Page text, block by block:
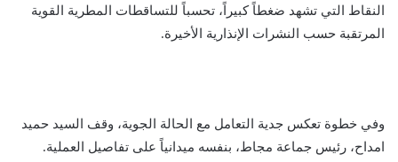
النقاط التي تشهد ضغطاً كبيراً، تحسباً للتساقطات المطرية القوية
المرتقبة حسب النشرات الإنذارية الأخيرة.
وفي خطوة تعكس جدية التعامل مع الحالة الجوية، وقف السيد حميد
امداح، رئيس جماعة مجاط، بنفسه ميدانياً على تفاصيل العملية.